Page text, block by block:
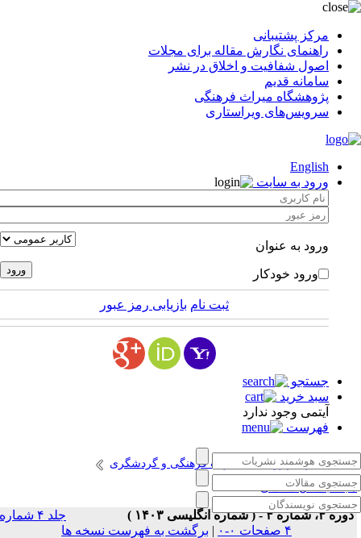
مرکز پشتیبانی
راهنمای نگارش مقاله برای مجلات
اصول شفافیت و اخلاق در نشر
سامانه قدیم
پژوهشگاه میراث فرهنگی
سرویس‌های ویراستاری
English
ورود به سایت
ورود به عنوان
ورود خودکار
ثبت نام بازیابی رمز عبور
جستجو
سبد خرید
آیتمی وجود ندارد
فهرست
انتشارات پژوهشگاه میراث فرهنگی و گردشگری
باستان شناسی
دوره ۴، شماره ۴ - ( شماره انگلیسی ۱۴۰۳ )
جلد ۴ شماره
| برگشت به فهرست نسخه ها